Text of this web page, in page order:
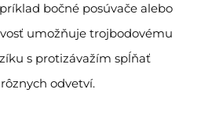
bočné posúvače alebo
umožňuje trojbodovému
s protizávažím spĺňať
odvetví.